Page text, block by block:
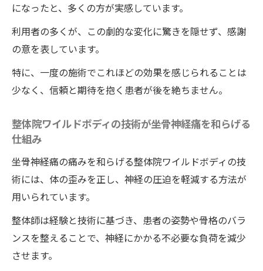
になったと、多くの方が実感しています。
利用者の多くが、この劇的な変化に驚きを隠せず、感謝
の意を表しています。
特に、一度の施術でこれほどの効果を感じられることは
少なく、信頼と期待を抱く患者が後を絶ちません。
整体院ワイルドボディの技術が坐骨神経痛を和らげる
仕組み
坐骨神経痛の痛みを和らげる整体院ワイルドボディの技
術には、体の歪みを正し、神経の圧迫を軽減する方法が
用いられています。
整体師は経験と技術に基づき、患者の姿勢や骨格のバラ
ンスを整えることで、神経にかかる不必要な負荷を減少
させます。